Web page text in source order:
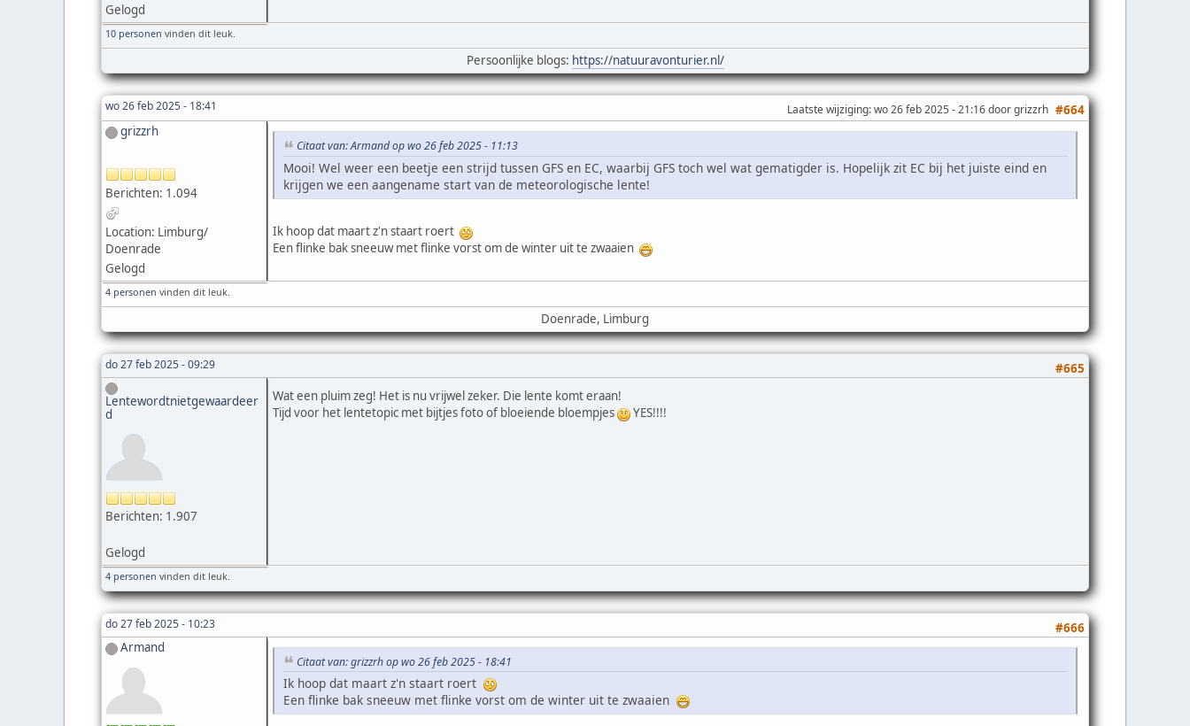
Gelogd
10 personen vinden dit leuk.
Persoonlijke blogs: https://natuuravonturier.nl/
wo 26 feb 2025 - 18:41 #664
Laatste wijziging: wo 26 feb 2025 - 21:16 door grizzrh
grizzrh
Berichten: 1.094
Location: Limburg/
Doenrade
Gelogd
Citaat van: Armand op wo 26 feb 2025 - 11:13
Mooi! Wel weer een beetje een strijd tussen GFS en EC, waarbij GFS toch wel wat gematigder is. Hopelijk zit EC bij het juiste eind en
krijgen we een aangename start van de meteorologische lente!
Ik hoop dat maart z'n staart roert
Een flinke bak sneeuw met flinke vorst om de winter uit te zwaaien
4 personen vinden dit leuk.
Doenrade, Limburg
do 27 feb 2025 - 09:29 #665
Lentewordtnietgewaardeer
d
Berichten: 1.907
Gelogd
Wat een pluim zeg! Het is nu vrijwel zeker. Die lente komt eraan!
Tijd voor het lentetopic met bijtjes foto of bloeiende bloempjes
YES!!!!
4 personen vinden dit leuk.
do 27 feb 2025 - 10:23
#666
Armand
Citaat van: grizzrh op wo 26 feb 2025 - 18:41
Ik hoop dat maart z'n staart roert
Een flinke bak sneeuw met flinke vorst om de winter uit te zwaaien